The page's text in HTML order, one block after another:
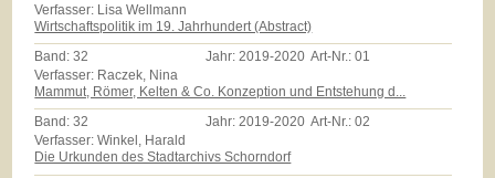
Verfasser: Lisa Wellmann
Wirtschaftspolitik im 19. Jahrhundert (Abstract)
Band:32 Jahr: 2019-2020 Art-Nr.:01
Verfasser: Raczek, Nina
Mammut, Römer, Kelten & Co. Konzeption und Entstehung d...
Band:32 Jahr:2019-2020 Art-Nr.:02
Verfasser: Winkel, Harald
Die Urkunden des Stadtarchivs Schorndorf